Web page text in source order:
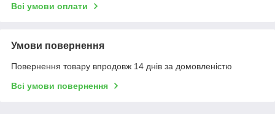
Всі умови оплати
Умови повернення
Повернення товару впродовж 14 днів за домовленістю
Всі умови повернення